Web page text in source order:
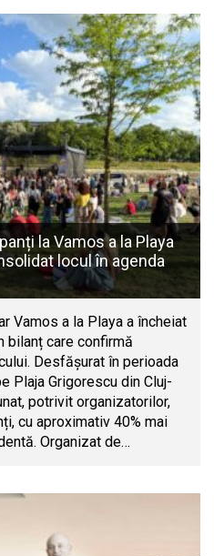
la Vamos a la Playa
locul în agenda
Vamos a la Playa a încheiat
bilanț care confirmă
Desfășurat în perioada
Plaja Grigorescu din Cluj-
potrivit organizatorilor,
cu aproximativ 40% mai
Organizat de…